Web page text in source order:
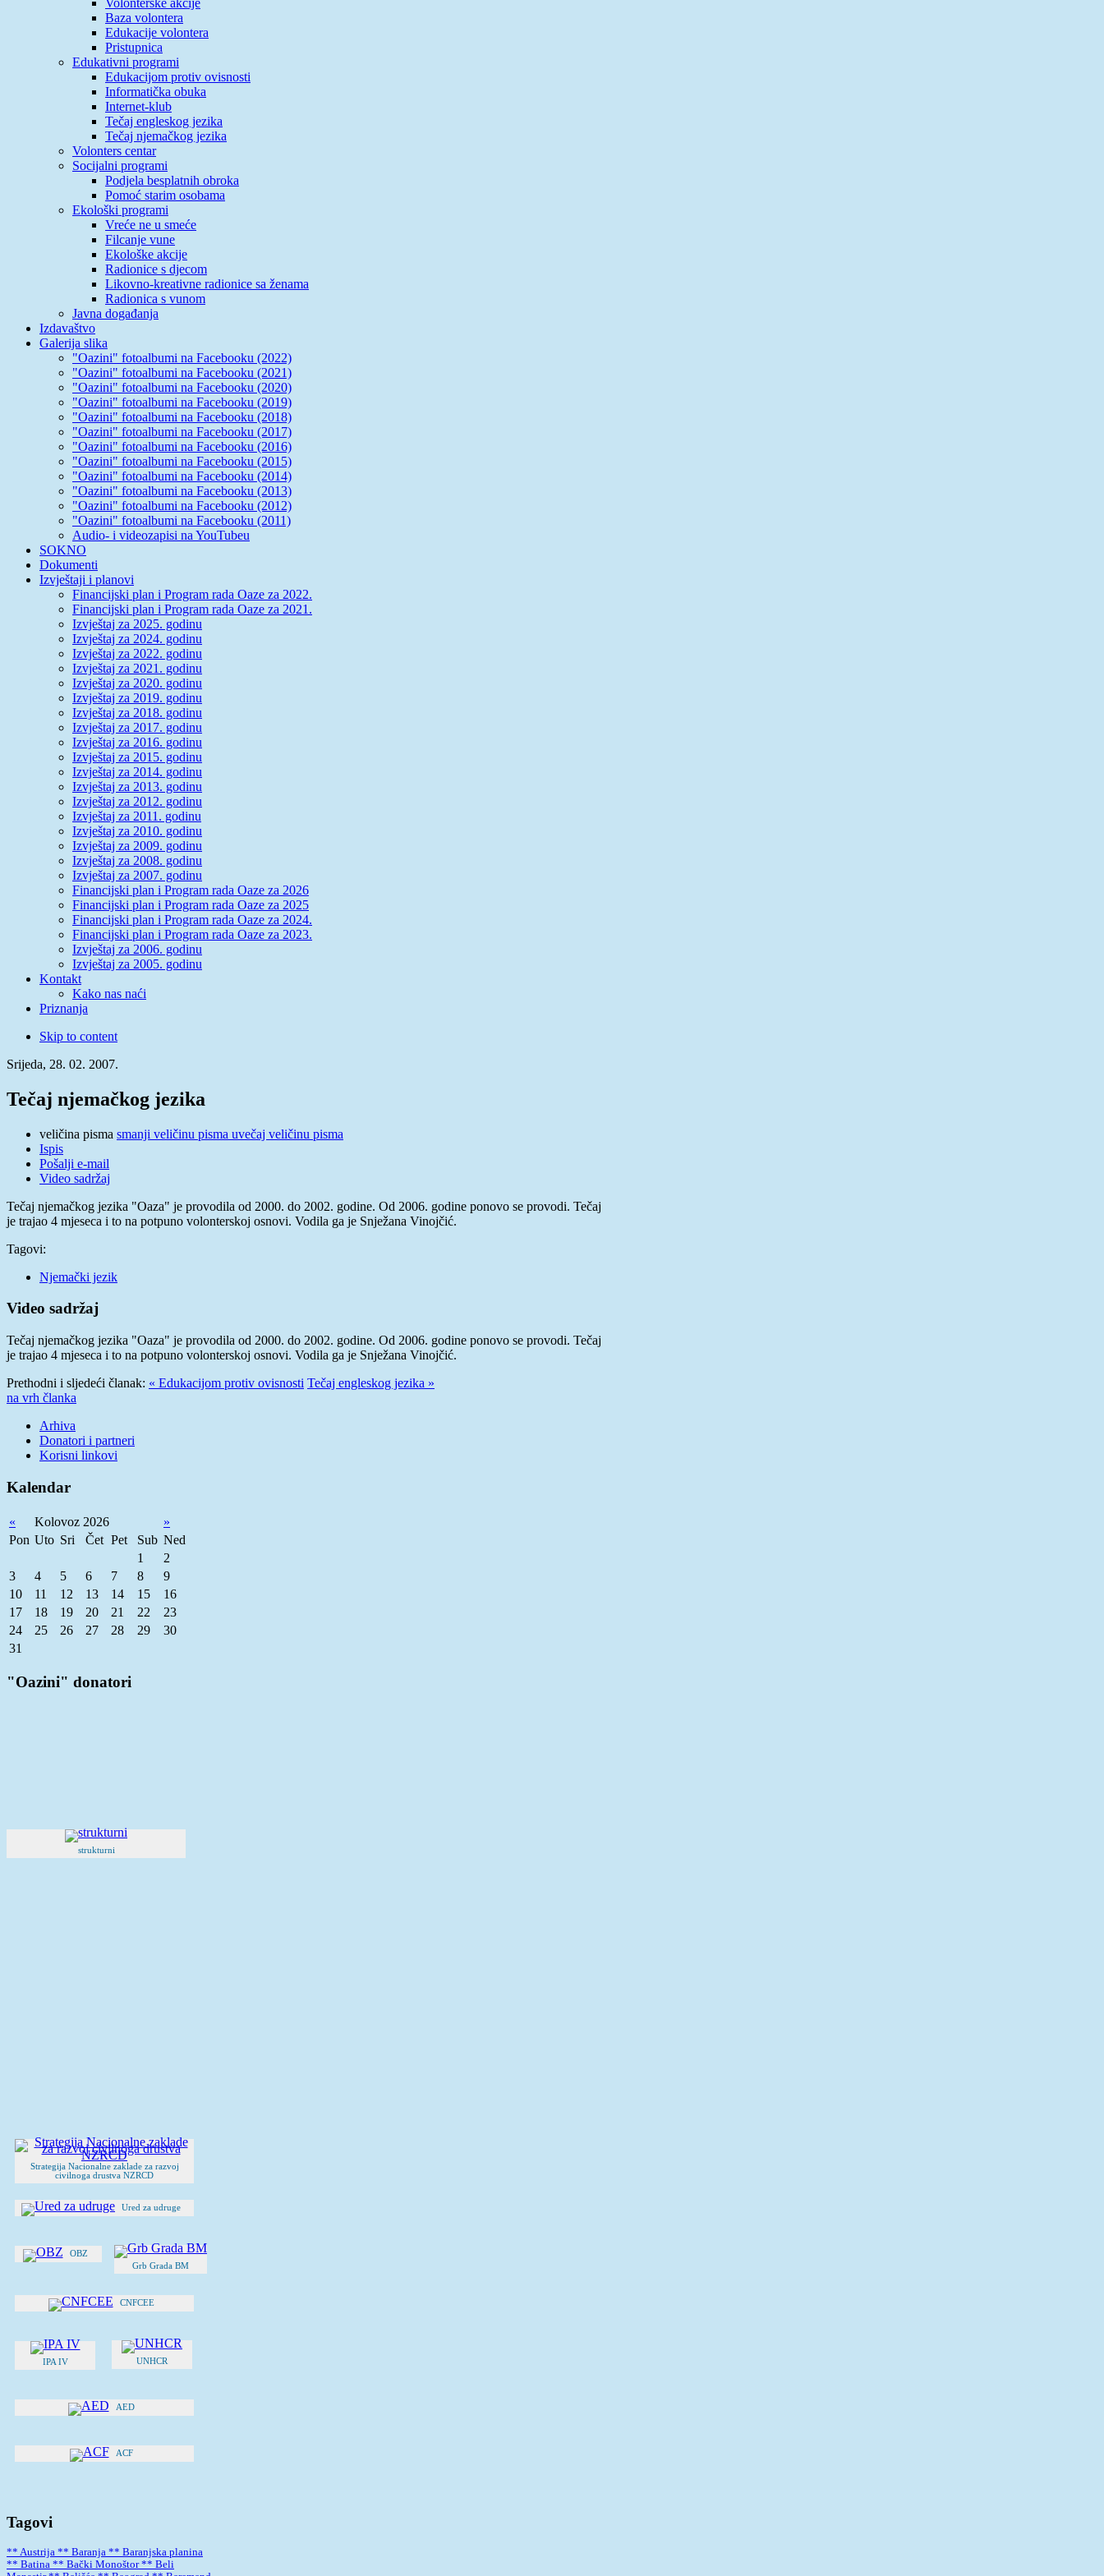
Baza volontera
Edukacije volontera
Pristupnica
Edukativni programi
Edukacijom protiv ovisnosti
Informatička obuka
Internet-klub
Tečaj engleskog jezika
Tečaj njemačkog jezika
Volonters centar
Socijalni programi
Podjela besplatnih obroka
Pomoć starim osobama
Ekološki programi
Vreće ne u smeće
Filcanje vune
Ekološke akcije
Radionice s djecom
Likovno-kreativne radionice sa ženama
Radionica s vunom
Javna događanja
Izdavaštvo
Galerija slika
"Oazini" fotoalbumi na Facebooku (2022)
"Oazini" fotoalbumi na Facebooku (2021)
"Oazini" fotoalbumi na Facebooku (2020)
"Oazini" fotoalbumi na Facebooku (2019)
"Oazini" fotoalbumi na Facebooku (2018)
"Oazini" fotoalbumi na Facebooku (2017)
"Oazini" fotoalbumi na Facebooku (2016)
"Oazini" fotoalbumi na Facebooku (2015)
"Oazini" fotoalbumi na Facebooku (2014)
"Oazini" fotoalbumi na Facebooku (2013)
"Oazini" fotoalbumi na Facebooku (2012)
"Oazini" fotoalbumi na Facebooku (2011)
Audio- i videozapisi na YouTubeu
SOKNO
Dokumenti
Izvještaji i planovi
Financijski plan i Program rada Oaze za 2022.
Financijski plan i Program rada Oaze za 2021.
Izvještaj za 2025. godinu
Izvještaj za 2024. godinu
Izvještaj za 2022. godinu
Izvještaj za 2021. godinu
Izvještaj za 2020. godinu
Izvještaj za 2019. godinu
Izvještaj za 2018. godinu
Izvještaj za 2017. godinu
Izvještaj za 2016. godinu
Izvještaj za 2015. godinu
Izvještaj za 2014. godinu
Izvještaj za 2013. godinu
Izvještaj za 2012. godinu
Izvještaj za 2011. godinu
Izvještaj za 2010. godinu
Izvještaj za 2009. godinu
Izvještaj za 2008. godinu
Izvještaj za 2007. godinu
Financijski plan i Program rada Oaze za 2026
Financijski plan i Program rada Oaze za 2025
Financijski plan i Program rada Oaze za 2024.
Financijski plan i Program rada Oaze za 2023.
Izvještaj za 2006. godinu
Izvještaj za 2005. godinu
Kontakt
Kako nas naći
Priznanja
Skip to content
Srijeda, 28. 02. 2007.
Tečaj njemačkog jezika
veličina pisma smanji veličinu pisma uvečaj veličinu pisma
Ispis
Pošalji e-mail
Video sadržaj
Tečaj njemačkog jezika "Oaza" je provodila od 2000. do 2002. godine. Od 2006. godine ponovo se provodi. Tečaj
je trajao 4 mjeseca i to na potpuno volonterskoj osnovi. Vodila ga je Snježana Vinojčić.
Tagovi:
Njemački jezik
Video sadržaj
Tečaj njemačkog jezika "Oaza" je provodila od 2000. do 2002. godine. Od 2006. godine ponovo se provodi. Tečaj
je trajao 4 mjeseca i to na potpuno volonterskoj osnovi. Vodila ga je Snježana Vinojčić.
Prethodni i sljedeći članak: « Edukacijom protiv ovisnosti Tečaj engleskog jezika »
na vrh članka
Arhiva
Donatori i partneri
Korisni linkovi
Kalendar
« Kolovoz 2026
»
Pon Uto Sri Čet Pet Sub Ned
1
2
3
4 5 6 7 8
9
10
11 12 13 14 15
16
17
18 19 20 21 22
23
24
25 26 27 28 29
30
31
"Oazini" donatori
strukturni
Strategija Nacionalne zaklade za razvoj
civilnoga drustva NZRCD
Ured za udruge
OBZ
Grb Grada BM
CNFCEE
IPA IV UNHCR
AED
ACF
Tagovi
** Austrija ** Baranja ** Baranjska planina
** Batina ** Bački Monoštor** Beli